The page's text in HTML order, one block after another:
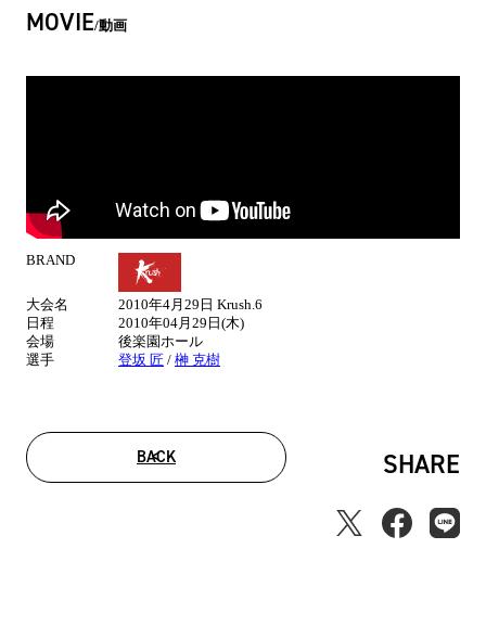
MOVIE 動画
BRAND
大会名
2010年4月29日 Krush.6
日程
2010年04月29日(木)
会場
後楽園ホール
選手
登坂 匠 / 榊 克樹
BACK SHARE